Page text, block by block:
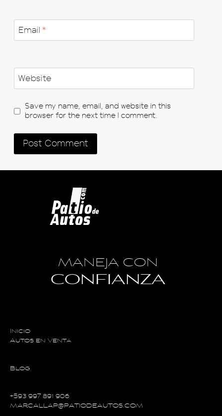
Email *
Website
Save my name, email, and website in this
browser for the next time I comment.
MANEJA CON
CONFIANZA
Inicio
Autos en Venta
Blog
+593 997 891 906
MARCALLAP@PATIODEAUTOS.COM